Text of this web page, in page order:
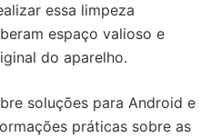
essa limpeza
espaço valioso e
do aparelho.
soluções para Android e
práticas sobre as